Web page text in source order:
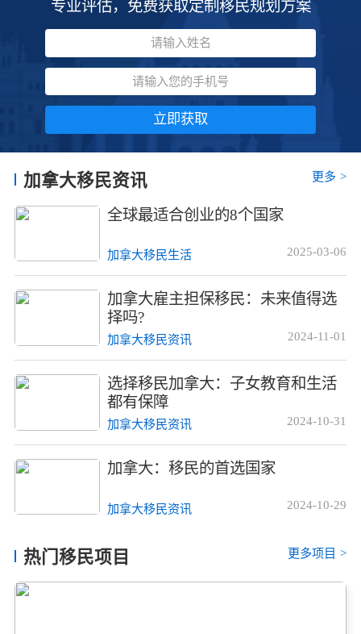
专业评估，免费获取定制移民规划方案
立即获取
加拿大移民资讯 更多 >
全球最适合创业的8个国家
2025-03-06
加拿大移民生活
加拿大雇主担保移民：未来值得选
择吗?
2024-11-01
加拿大移民资讯
选择移民加拿大：子女教育和生活
都有保障
2024-10-31
加拿大移民资讯
加拿大：移民的首选国家
2024-10-29
加拿大移民资讯
热门移民项目 更多项目 >